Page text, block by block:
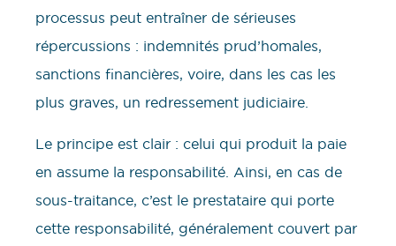
processus peut entraîner de sérieuses
répercussions : indemnités prud’homales,
sanctions financières, voire, dans les cas les
plus graves, un redressement judiciaire.
Le principe est clair : celui qui produit la paie
en assume la responsabilité. Ainsi, en cas de
sous-traitance, c’est le prestataire qui porte
cette responsabilité, généralement couvert par